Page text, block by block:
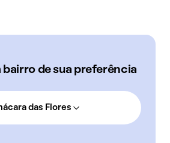
bairro de sua preferência
das Flores